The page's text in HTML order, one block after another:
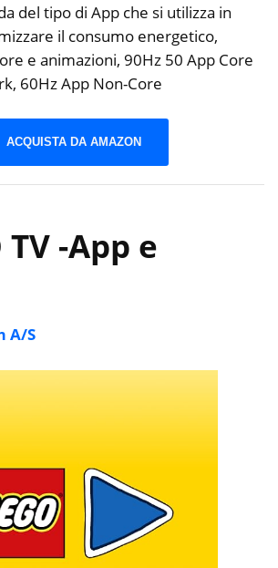
del tipo di App che si utilizza in
il consumo energetico,
e animazioni, 90Hz 50 App Core
60Hz App Non-Core
ACQUISTA DA AMAZON
TV -App e
A/S